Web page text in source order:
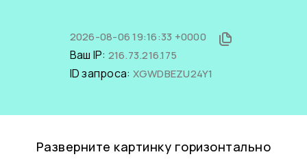
2026-08-06 19:16:33 +0000
Ваш IP: 216.73.216.175
ID запроса: XGWDBEZU24Y1
Разверните картинку горизонтально